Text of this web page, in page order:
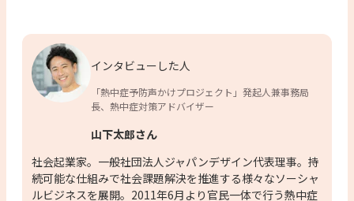
インタビューした人
「熱中症予防声かけプロジェクト」発起人兼事務局
長、熱中症対策アドバイザー
山下太郎さん
社会起業家。一般社団法人ジャパンデザイン代表理事。持
続可能な仕組みで社会課題解決を推進する様々なソーシャ
ルビジネスを展開。2011年6月より官民一体で行う熱中症